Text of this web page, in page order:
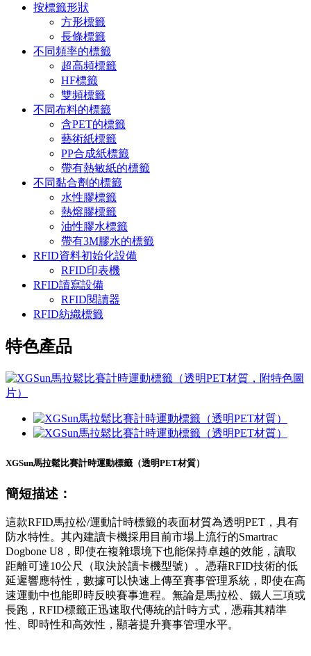
按標籤形狀
方形標籤
長條標籤
不同頻率的標籤
超高頻標籤
HF標籤
雙頻標籤
不同布料的標籤
含PET的標籤
藝術紙標籤
PP合成紙標籤
帶有熱敏紙的標籤
不同黏合劑的標籤
水性膠標籤
熱熔膠標籤
油性膠水標籤
帶有3M膠水的標籤
RFID資料初始化設備
RFID印表機
RFID讀寫設備
RFID閱讀器
RFID紡織標籤
特色產品
XGSun馬拉鬆比賽計時運動標籤（透明PET材質）
簡短描述：
這款RFID馬拉松/運動計時標籤的表面材質為透明PET，具有
防水特性。其內建讀卡機採用目前市場上流行的Smartrac
Dogbone U8，即使在複雜環境下也能保持卓越的效能，讀取
距離可達10公尺（取決於讀卡機型號）。憑藉RFID技術的低
延遲響應特性，數據可以快速上傳至賽事管理系統，即使在高
速運動中也能即時反映賽事進程。無論是馬拉松、鐵人三項或
長跑，RFID標籤正迅速取代傳統的計時方式，憑藉其精準
性、即時性和高效性，顯著提升賽事管理水平。